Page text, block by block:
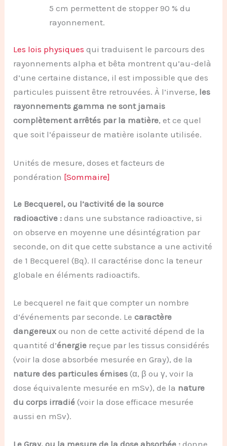
5 cm permettent de stopper 90 % du
rayonnement.
Les lois physiques qui traduisent le parcours des
rayonnements alpha et bêta montrent qu’au-delà
d’une certaine distance, il est impossible que des
particules puissent être retrouvées. À l’inverse, les
rayonnements gamma ne sont jamais
complètement arrêtés par la matière, et ce quel
que soit l’épaisseur de matière isolante utilisée.
Unités de mesure, doses et facteurs de
pondération [Sommaire]
Le Becquerel, ou l’activité de la source
radioactive : dans une substance radioactive, si
on observe en moyenne une désintégration par
seconde, on dit que cette substance a une activité
de 1 Becquerel (Bq). Il caractérise donc la teneur
globale en éléments radioactifs.
Le becquerel ne fait que compter un nombre
d’événements par seconde. Lecaractère
dangereux ou non de cette activité dépend de la
quantité d’énergie reçue par les tissus considérés
(voir la dose absorbée mesurée en Gray), de la
nature des particules émises (α, β ou γ, voir la
dose équivalente mesurée en mSv), de la nature
du corps irradié (voir la dose efficace mesurée
aussi en mSv).